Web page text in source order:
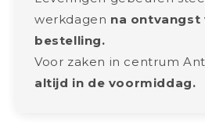
werkdagen na ontvangst
bestelling.
Voor zaken in centrum
altijd in de voormiddag.